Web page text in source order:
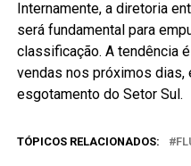
Internamente, a diretoria
será fundamental para
classificação. A tendência
vendas nos próximos
esgotamento do Setor Sul.
TÓPICOS RELACIONADOS: